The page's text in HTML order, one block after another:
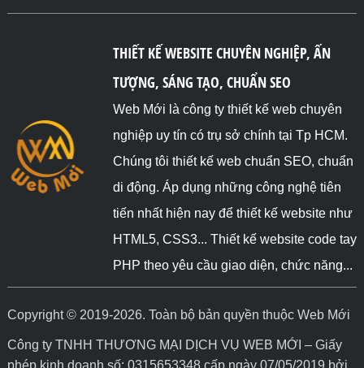
THIẾT KẾ WEBSITE CHUYÊN NGHIỆP, ẤN
TƯỢNG, SÁNG TẠO, CHUẨN SEO
Web Mới là công ty thiết kế web chuyên
nghiệp uy tín có trụ sở chính tại Tp HCM.
Chúng tôi thiết kế web chuẩn SEO, chuẩn
di động. Áp dụng những công nghệ tiên
tiến nhất hiện nay để thiết kế website như
HTML5, CSS3... Thiết kế website code tay
PHP theo yêu cầu giao diện, chức năng...
Copyright © 2019-2026. Toàn bộ bản quyền thuộc Web Mới
Công ty TNHH THƯƠNG MẠI DỊCH VỤ WEB MỚI – Giấy